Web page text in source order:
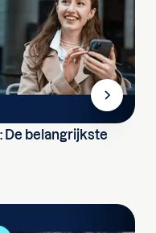
De belangrijkste